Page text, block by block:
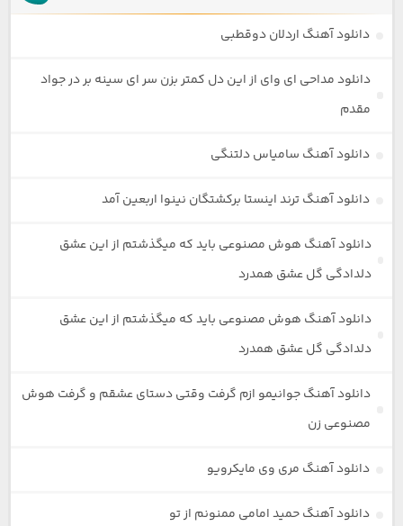
دانلود آهنگ اردلان دوقطبی
دانلود مداحی ای وای از این دل کمتر بزن سر ای سینه بر در جواد
مقدم
دانلود آهنگ سامیاس دلتنگی
دانلود آهنگ ترند اینستا برکشتگان نینوا اربعین آمد
دانلود آهنگ هوش مصنوعی باید که میگذشتم از این عشق
دلدادگی گل عشق همدرد
دانلود آهنگ هوش مصنوعی باید که میگذشتم از این عشق
دلدادگی گل عشق همدرد
دانلود آهنگ جوانیمو ازم گرفت وقتی دستای عشقم و گرفت هوش
مصنوعی زن
دانلود آهنگ مری وی مایکرویو
دانلود آهنگ حمید امامی ممنونم از تو